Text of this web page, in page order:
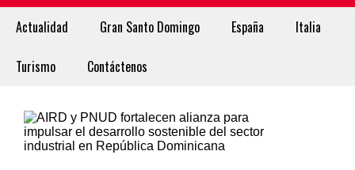
Actualidad Gran Santo Domingo España Italia
Turismo Contáctenos